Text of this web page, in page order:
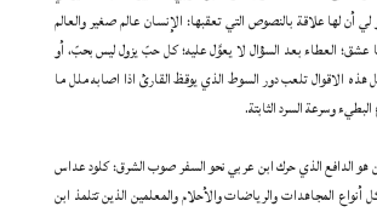
أن لها علاقة بالنصوص التي تعقبها: الإنسان عالم صغير والعالم
العطاء بعد السؤال لا يعوَّل عليه؛ كل حبّ يزول ليس بحبّ، أو
الاقوال تلعب دور السوط الذي يوقظ القارئ اذا اصابه ملل ما
البطيء وسرعة السرد الثابتة.
هو الدافع الذي حرك ابن عربي نحو السفر صوب الشرق: كلود عداس
المجاهدات والرياضات والأحلام والمعلمين الذين تتلمذ ابن